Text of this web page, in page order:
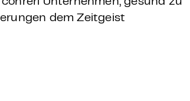
Unternehmen, gesund zu
dem Zeitgeist